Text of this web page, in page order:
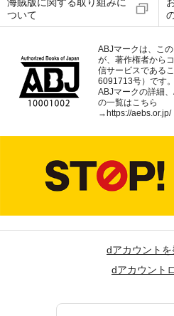
ついて
ABJマークは、こ
が、著作権者から
信サービスである
6091713号）です。
ABJマークの詳細
の一覧はこちら
→ https://aebs.or.jp/
dアカウントを
dアカウント